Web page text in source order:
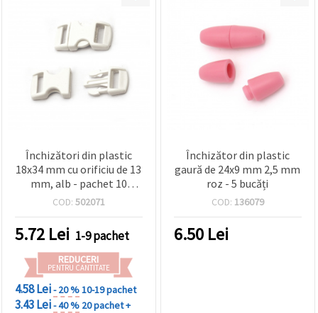
Închizători din plastic
18x34 mm cu orificiu de 13
mm, alb - pachet 10
bucăți
COD: 502071
5.72 Lei 1-9 pachet
REDUCERI
PENTRU CANTITATE
4.58 Lei- 20 %10-19 pachet
3.43 Lei- 40 % 20 pachet +
Închizător din plastic
gaură de 24x9 mm 2,5 mm
roz - 5 bucăți
COD: 136079
6.50 Lei